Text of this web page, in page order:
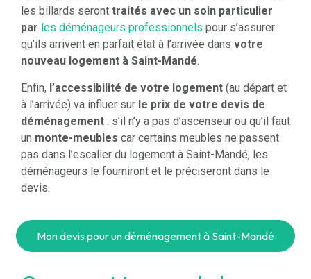
les billards seront traités avec un soin particulier
par les déménageurs professionnels pour s’assurer
qu’ils arrivent en parfait état à l’arrivée dans votre
nouveau logement à Saint-Mandé.
Enfin, l’accessibilité de votre logement (au départ et
à l’arrivée) va influer sur le prix de votre devis de
déménagement : s’il n’y a pas d’ascenseur ou qu’il faut
un monte-meubles car certains meubles ne passent
pas dans l’escalier du logement à Saint-Mandé, les
déménageurs le fourniront et le préciseront dans le
devis.
Mon devis pour un déménagement à Saint-Mandé